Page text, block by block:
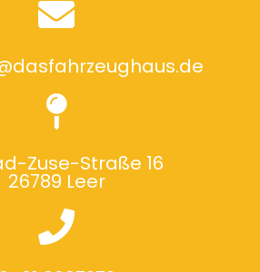
Zuse-Straße 16
26789 Leer